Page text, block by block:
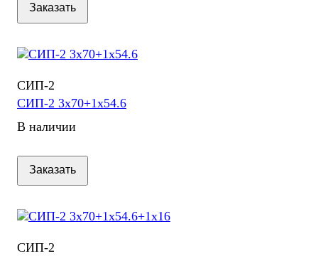
Заказать
СИП-2
СИП-2 3х70+1х54.6
В наличии
Заказать
СИП-2